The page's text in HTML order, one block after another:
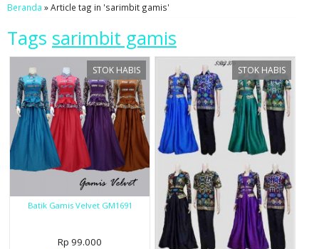
Beranda »Article tag in 'sarimbit gamis'
Tags sarimbit gamis
STOK HABIS
Batik Gamis Velvet GM1691
Rp 99.000
STOK HABIS